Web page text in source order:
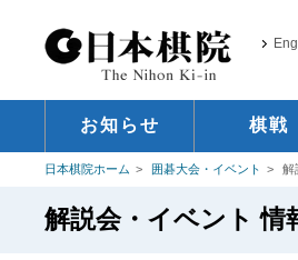
お知らせ 棋戦
日本棋院ホーム 囲碁大会・イベント 解
解説会・イベント 情